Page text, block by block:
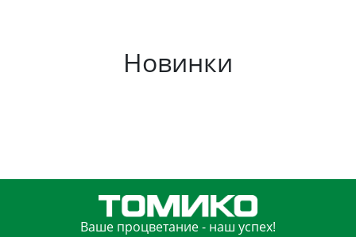
Новинки
Ваше процветание - наш успех!